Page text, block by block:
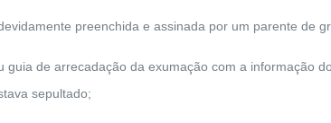
preenchida e assinada por um parente de
guia de arrecadação da exumação com a informação
sepultado;